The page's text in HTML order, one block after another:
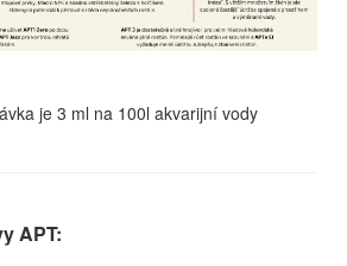
je 3 ml na 100l akvarijní vody
APT: